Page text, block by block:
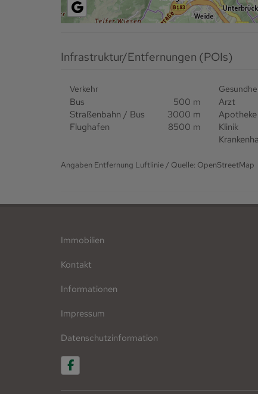
Infrastruktur/Entfernungen (POIs)
Verkehr
Bus
500 m
Straßenbahn / Bus
3000 m
Flughafen
8500 m
Arzt
Apotheke
Klinik
Angaben Entfernung Luftlinie / Quelle: OpenStreetMap
Immobilien
Kontakt
Informationen
Impressum
Datenschutzinformation